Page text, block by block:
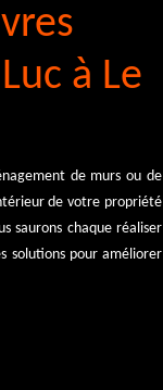
à Le
de murs ou de
de votre propriété
saurons chaque réaliser
solutions pour améliorer